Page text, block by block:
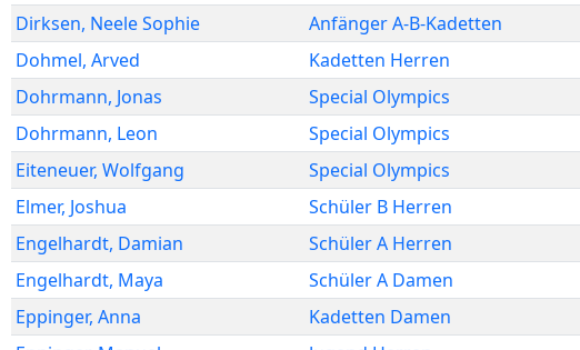
Dirksen, Neele Sophie Anfänger A-B-Kadetten
Dohmel, Arved Kadetten Herren
Dohrmann, Jonas Special Olympics
Dohrmann, Leon Special Olympics
Eiteneuer, Wolfgang Special Olympics
Elmer, Joshua Schüler B Herren
Engelhardt, Damian Schüler A Herren
Engelhardt, Maya Schüler A Damen
Eppinger, Anna Kadetten Damen